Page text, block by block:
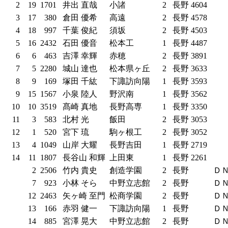
2
19 1701 井出 直哉 小諸 2 長野 4604
3
17 380 倉田 優希 高遠 2 長野 4578
4
18 997 千葉 俊紀 須坂 2 長野 4503
5
16 2432 石田 優音 松本工 1 長野 4487
6
6 463 吉澤 幸輝 赤穂 2 長野 3891
7
5 2280 城山 達也 松本県ヶ丘 2 長野 3633
8
9 169 塚田 千紘 下諏訪向陽 1 長野 3593
9
15 1567 小泉 陸人 野沢南 1 長野 3562
10
10 3519 髙崎 真地 長野高専 1 長野 3350
11
3 583 北村 光 飯田 2 長野 3053
12
1 520 宮下 琉 駒ヶ根工 2 長野 3052
13
4 1049 山岸 大耀 長野吉田 1 長野 2719
14
11 1807 長谷山 和輝 上田東 1 長野 2261
2 2506 竹内 貴史 創造学園 2 長野
Ｄ
7
923 小林 そら 中野立志館 2 長野
Ｄ
12 2463 矢ヶ崎 至門 松商学園 2 長野
Ｄ
13
166 赤羽 健一 下諏訪向陽 1 長野
Ｄ
14
885 宮澤 晃大 中野立志館 2 長野
Ｄ